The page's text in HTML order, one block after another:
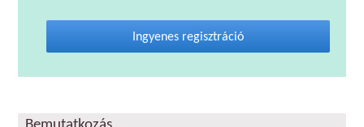
Ingyenes regisztráció